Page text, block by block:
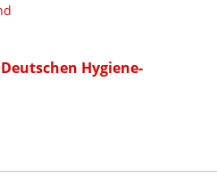
Hygiene-